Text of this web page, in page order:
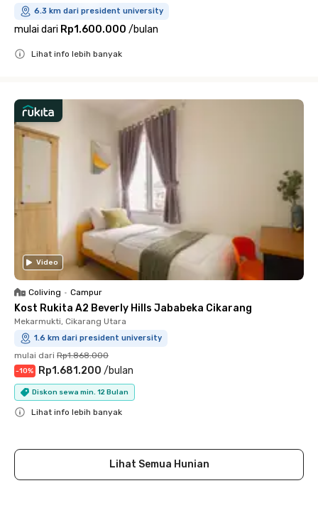
6.3 km dari president university
mulai dari Rp1.600.000 /bulan
Lihat info lebih banyak
Video
Coliving • Campur
Kost Rukita A2 Beverly Hills Jababeka Cikarang
Mekarmukti, Cikarang Utara
1.6 km dari president university
mulai dari Rp1.868.000
-10% Rp1.681.200 /bulan
Diskon sewa min. 12 Bulan
Lihat info lebih banyak
Lihat Semua Hunian